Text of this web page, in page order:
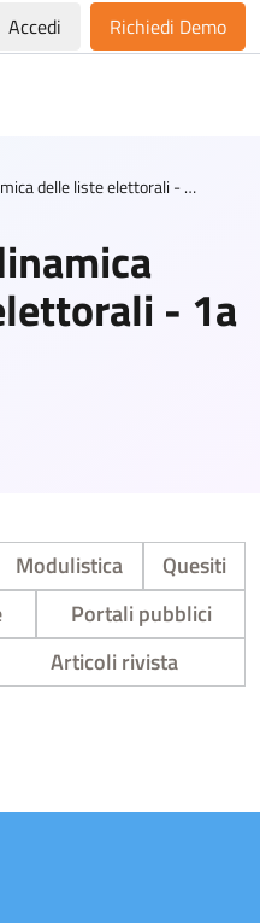
Accedi Richiedi Demo
Revisione dinamica delle liste elettorali - 1a tornata
- 1a
Modulistica
Quesiti
Portali pubblici
Articoli rivista